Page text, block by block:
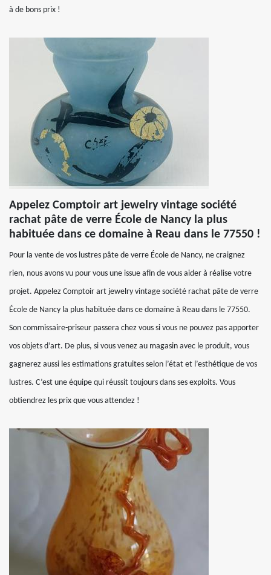
à de bons prix !
Appelez Comptoir art jewelry vintage société
rachat pâte de verre École de Nancy la plus
habituée dans ce domaine à Reau dans le 77550 !
Pour la vente de vos lustres pâte de verre École de Nancy, ne craignez
rien, nous avons vu pour vous une issue afin de vous aider à réalise votre
projet. Appelez Comptoir art jewelry vintage société rachat pâte de verre
École de Nancy la plus habituée dans ce domaine à Reau dans le 77550.
Son commissaire-priseur passera chez vous si vous ne pouvez pas apporter
vos objets d’art. De plus, si vous venez au magasin avec le produit, vous
gagnerez aussi les estimations gratuites selon l’état et l’esthétique de vos
lustres. C’est une équipe qui réussit toujours dans ses exploits. Vous
obtiendrez les prix que vous attendez !